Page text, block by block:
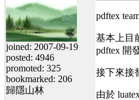
joined: 2007-09-19
posted: 4946
promoted: 325
bookmarked: 206
歸隱山林
pdftex
基本上目
pdftex 開
接下來接
由於